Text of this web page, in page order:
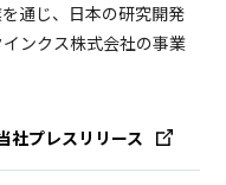
通じ、日本の研究開発
ンクス株式会社の事業
社プレスリリース